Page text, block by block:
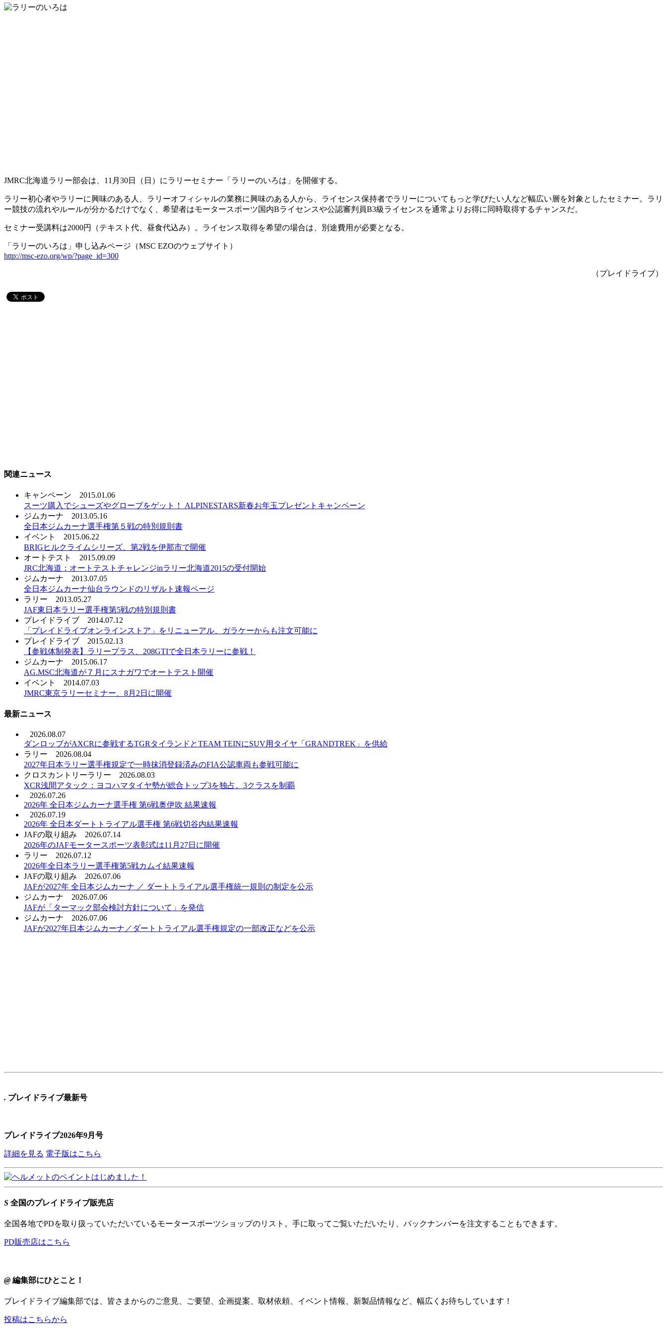
JMRC北海道ラリー部会は、11月30日（日）にラリーセミナー「ラリーのいろは」を開催する。
ラリー初心者やラリーに興味のある人、ラリーオフィシャルの業務に興味のある人から、ライセンス保持者でラリーについてもっと学びたい人など幅広い層を対象としたセミナー。ラリ
ー競技の流れやルールが分かるだけでなく、希望者はモータースポーツ国内Bライセンスや公認審判員B3級ライセンスを通常よりお得に同時取得するチャンスだ。
セミナー受講料は2000円（テキスト代、昼食代込み）。ライセンス取得を希望の場合は、別途費用が必要となる。
「ラリーのいろは」申し込みページ（MSC EZOのウェブサイト）
http://msc-ezo.org/wp/?page_id=300
（プレイドライブ）
関連ニュース
キャンペーン
2015.01.06
スーツ購入でシューズやグローブをゲット！ ALPINESTARS新春お年玉プレゼントキャンペーン
ジムカーナ
2013.05.16
全日本ジムカーナ選手権第５戦の特別規則書
イベント
2015.06.22
BRIGヒルクライムシリーズ、第2戦を伊那市で開催
オートテスト
2015.09.09
JRC北海道：オートテストチャレンジinラリー北海道2015の受付開始
ジムカーナ
2013.07.05
全日本ジムカーナ仙台ラウンドのリザルト速報ページ
ラリー
2013.05.27
JAF東日本ラリー選手権第5戦の特別規則書
プレイドライブ
2014.07.12
「プレイドライブオンラインストア」をリニューアル、ガラケーからも注文可能に
プレイドライブ
2015.02.13
【参戦体制発表】ラリープラス、208GTIで全日本ラリーに参戦！
ジムカーナ
2015.06.17
AG.MSC北海道が７月にスナガワでオートテスト開催
イベント
2014.07.03
JMRC東京ラリーセミナー、8月2日に開催
最新ニュース
2026.08.07
ダンロップがAXCRに参戦するTGRタイランドとTEAM TEINにSUV用タイヤ「GRANDTREK」を供給
ラリー
2026.08.04
2027年日本ラリー選手権規定で一時抹消登録済みのFIA公認車両も参戦可能に
クロスカントリーラリー
2026.08.03
XCR浅間アタック：ヨコハマタイヤ勢が総合トップ3を独占。3クラスを制覇
2026.07.26
2026年 全日本ジムカーナ選手権 第6戦奥伊吹 結果速報
2026.07.19
2026年 全日本ダートトライアル選手権 第6戦切谷内結果速報
JAFの取り組み
2026.07.14
2026年のJAFモータースポーツ表彰式は11月27日に開催
ラリー
2026.07.12
2026年全日本ラリー選手権第5戦カムイ結果速報
JAFの取り組み
2026.07.06
JAFが2027年 全日本ジムカーナ ／ ダートトライアル選手権統一規則の制定を公示
ジムカーナ
2026.07.06
JAFが「ターマック部会検討方針について」を発信
ジムカーナ
2026.07.06
JAFが2027年日本ジムカーナ／ダートトライアル選手権規定の一部改正などを公示
. プレイドライブ最新号
プレイドライブ2026年9月号
詳細を見る 電子版はこちら
S 全国のプレイドライブ販売店
全国各地でPDを取り扱っていただいているモータースポーツショップのリスト。手に取ってご覧いただいたり、バックナンバーを注文することもできます。
PD販売店はこちら
@ 編集部にひとこと！
プレイドライブ編集部では、皆さまからのご意見、ご要望、企画提案、取材依頼、イベント情報、新製品情報など、幅広くお待ちしています！
投稿はこちらから